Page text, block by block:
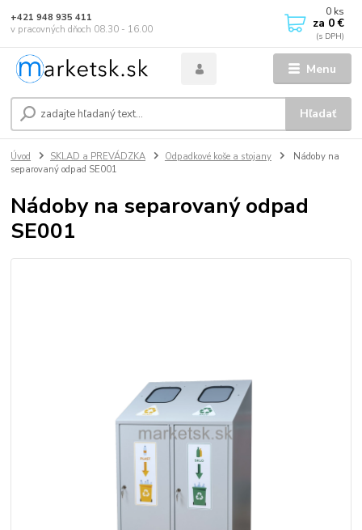
Menu
Hľadať
+421 948 935 411
v pracovných dňoch 08.30 - 16.00
0 ks
za 0 €
Úvod SKLAD a PREVÁDZKA Odpadkové koše a stojany
Nádoby na
separovaný odpad SE001
Nádoby na separovaný odpad
SE001